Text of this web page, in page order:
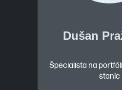
Dušan
Špecialista na
staníc